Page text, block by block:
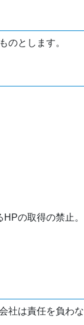
のとします。
の取得の禁止。
社は責任を負わな